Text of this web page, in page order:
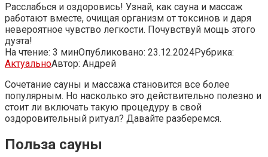
Расслабься и оздоровись! Узнай, как сауна и массаж
работают вместе, очищая организм от токсинов и даря
невероятное чувство легкости. Почувствуй мощь этого
дуэта!
На чтение: 3 минОпубликовано: 23.12.2024Рубрика:
АктуальноАвтор: Андрей
Сочетание сауны и массажа становится все более
популярным. Но насколько это действительно полезно и
стоит ли включать такую процедуру в свой
оздоровительный ритуал? Давайте разберемся.
Польза сауны